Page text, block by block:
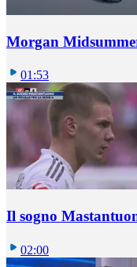
Morgan
01:53
Il sogno
02:00